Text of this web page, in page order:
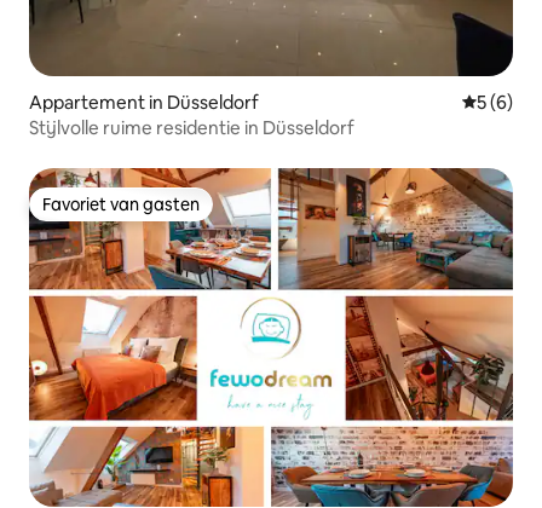
Appartement in Düsseldorf
5 (6)
Stijlvolle ruime residentie in Düsseldorf
Favoriet van gasten
Favoriet van gasten